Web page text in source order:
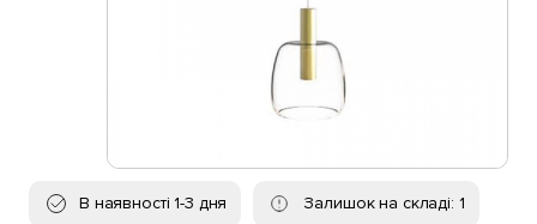
В наявності 1-3 дня Залишок на складі: 1